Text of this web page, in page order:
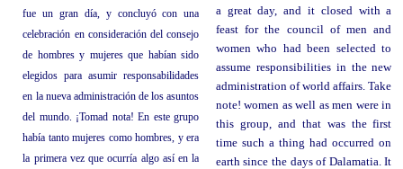
fue un gran día, y concluyó con una
celebración en consideración del consejo
de hombres y mujeres que habían sido
elegidos para asumir responsabilidades
en la nueva administración de los asuntos
del mundo. ¡Tomad nota! En este grupo
había tanto mujeres como hombres, y era
la primera vez que ocurría algo así en la
a great day, and it closed with a
feast for the council of men and
women who had been selected to
assume responsibilities in the new
administration of world affairs. Take
note! women as well as men were in
this group, and that was the first
time such a thing had occurred on
earth since the days of Dalamatia. It